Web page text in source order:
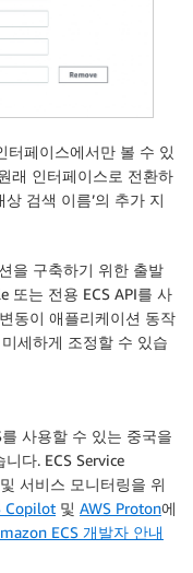
터페이스에서만 볼 수 있
래 인터페이스로 전환하
상 검색 이름’의 추가 지
을 구축하기 위한 출발
또는 전용 ECS API를 사
동이 애플리케이션 동작
세하게 조정할 수 있습
사용할 수 있는 중국을
다. ECS Service
서비스 모니터링을 위
Copilot 및 AWS Proton에
ECS 개발자 안내